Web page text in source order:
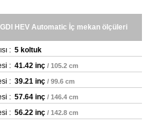
HEV Automatic İç mekan ölçüleri
: 5 koltuk
: 41.42 inç / 105.2 cm
: 39.21 inç / 99.6 cm
: 57.64 inç / 146.4 cm
: 56.22 inç / 142.8 cm